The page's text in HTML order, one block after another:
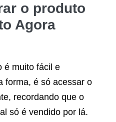
o produto
Agora
é muito fácil e
forma, é só acessar o
recordando que o
só é vendido por lá.